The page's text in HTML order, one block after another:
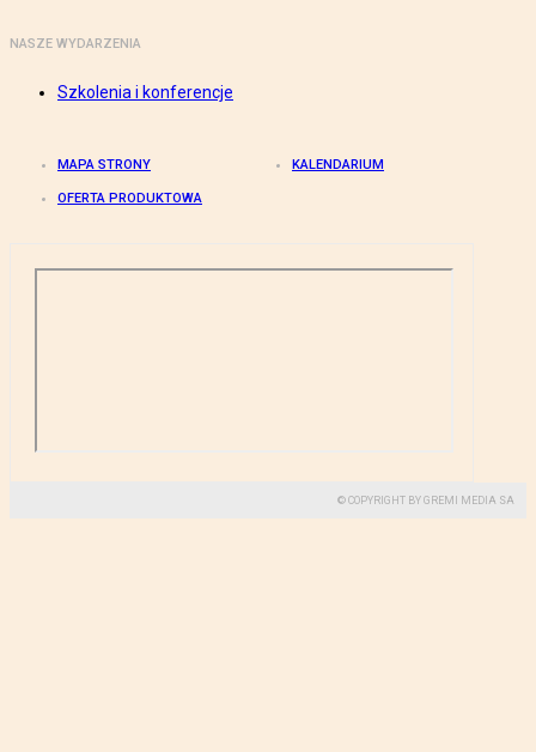
NASZE WYDARZENIA
Szkolenia i konferencje
MAPA STRONY KALENDARIUM
OFERTA PRODUKTOWA
© COPYRIGHT BY GREMI MEDIA SA